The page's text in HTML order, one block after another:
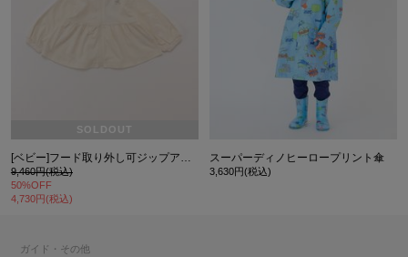
SOLDOUT
9,460円(税込)
50%OFF
4,730円(税込)
スーパーディノヒーロープリント傘
3,630円(税込)
ガイド・その他